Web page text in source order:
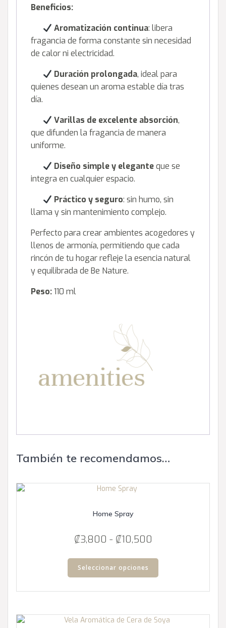
Beneficios:
Aromatización continua: libera
fragancia de forma constante sin necesidad
de calor ni electricidad.
Duración prolongada, ideal para
quienes desean un aroma estable día tras
día.
Varillas de excelente absorción,
que difunden la fragancia de manera
uniforme.
Diseño simple y eleganteque se
integra en cualquier espacio.
Práctico y seguro: sin humo, sin
llama y sin mantenimiento complejo.
Perfecto para crear ambientes acogedores y
llenos de armonía, permitiendo que cada
rincón de tu hogar refleje la esencia natural
y equilibrada de Be Nature.
Peso:110 ml
También te recomendamos…
Home Spray
₡3,800 - ₡10,500
desde
₡3,800
₡10,500
Seleccionar opciones
Este
tiene
múltiples
Las
opciones